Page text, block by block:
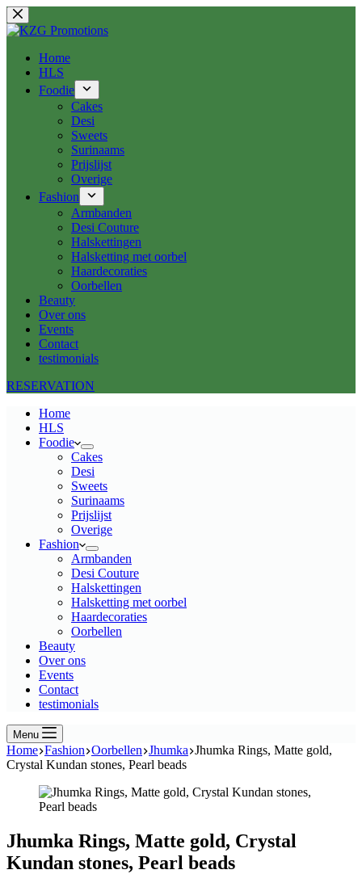
Ga
naar
inhoudHome
HLS
Foodie
Cakes
Desi
Sweets
Surinaams
Prijslijst
Overige
Fashion
Armbanden
Desi Couture
Halskettingen
Halsketting met oorbel
Haardecoraties
Oorbellen
Beauty
Over ons
Events
Contact
testimonials
RESERVATION
Home
HLS
Foodie
Cakes
Desi
Sweets
Surinaams
Prijslijst
Overige
Fashion
Armbanden
Desi Couture
Halskettingen
Halsketting met oorbel
Haardecoraties
Oorbellen
Beauty
Over ons
Events
Contact
testimonials
Menu
Home Fashion Oorbellen Jhumka Jhumka Rings, Matte gold,
Crystal Kundan stones, Pearl beads
Jhumka Rings, Matte gold, Crystal
Kundan stones, Pearl beads